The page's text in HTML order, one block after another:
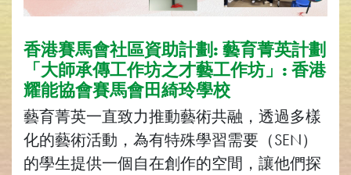
香港賽馬會社區資助計劃: 藝育菁英計劃
「大師承傳工作坊之才藝工作坊」: 香港
耀能協會賽馬會田綺玲學校
藝育菁英一直致力推動藝術共融，透過多樣
化的藝術活動，為有特殊學習需要（SEN）
的學生提供一個自在創作的空間，讓他們探